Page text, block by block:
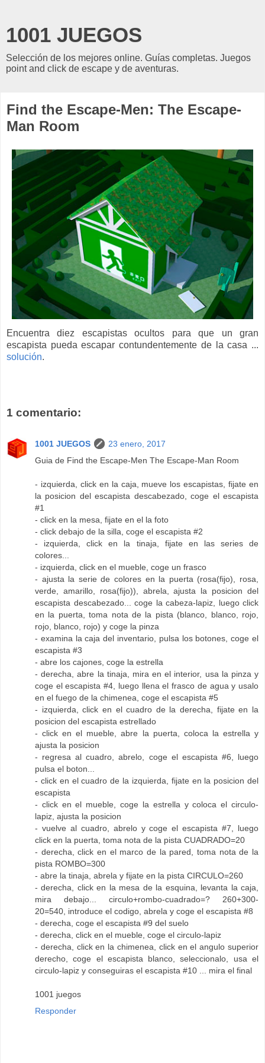
1001 JUEGOS
Selección de los mejores online. Guías completas. Juegos
point and click de escape y de aventuras.
Find the Escape-Men: The Escape-
Man Room
Encuentra diez escapistas ocultos para que un gran
escapista pueda escapar contundentemente de la casa ...
solución.
1 comentario:
1001 JUEGOS
23 enero, 2017
Guia de Find the Escape-Men The Escape-Man Room
- izquierda, click en la caja, mueve los escapistas, fijate en
la posicion del escapista descabezado, coge el escapista
#1
- click en la mesa, fijate en el la foto
- click debajo de la silla, coge el escapista #2
- izquierda, click en la tinaja, fijate en las series de
colores...
- izquierda, click en el mueble, coge un frasco
- ajusta la serie de colores en la puerta (rosa(fijo), rosa,
verde, amarillo, rosa(fijo)), abrela, ajusta la posicion del
escapista descabezado... coge la cabeza-lapiz, luego click
en la puerta, toma nota de la pista (blanco, blanco, rojo,
rojo, blanco, rojo) y coge la pinza
- examina la caja del inventario, pulsa los botones, coge el
escapista #3
- abre los cajones, coge la estrella
- derecha, abre la tinaja, mira en el interior, usa la pinza y
coge el escapista #4, luego llena el frasco de agua y usalo
en el fuego de la chimenea, coge el escapista #5
- izquierda, click en el cuadro de la derecha, fijate en la
posicion del escapista estrellado
- click en el mueble, abre la puerta, coloca la estrella y
ajusta la posicion
- regresa al cuadro, abrelo, coge el escapista #6, luego
pulsa el boton...
- click en el cuadro de la izquierda, fijate en la posicion del
escapista
- click en el mueble, coge la estrella y coloca el circulo-
lapiz, ajusta la posicion
- vuelve al cuadro, abrelo y coge el escapista #7, luego
click en la puerta, toma nota de la pista CUADRADO=20
- derecha, click en el marco de la pared, toma nota de la
pista ROMBO=300
- abre la tinaja, abrela y fijate en la pista CIRCULO=260
- derecha, click en la mesa de la esquina, levanta la caja,
mira debajo... circulo+rombo-cuadrado=? 260+300-
20=540, introduce el codigo, abrela y coge el escapista #8
- derecha, coge el escapista #9 del suelo
- derecha, click en el mueble, coge el circulo-lapiz
- derecha, click en la chimenea, click en el angulo superior
derecho, coge el escapista blanco, seleccionalo, usa el
circulo-lapiz y conseguiras el escapista #10 ... mira el final
1001 juegos
Responder